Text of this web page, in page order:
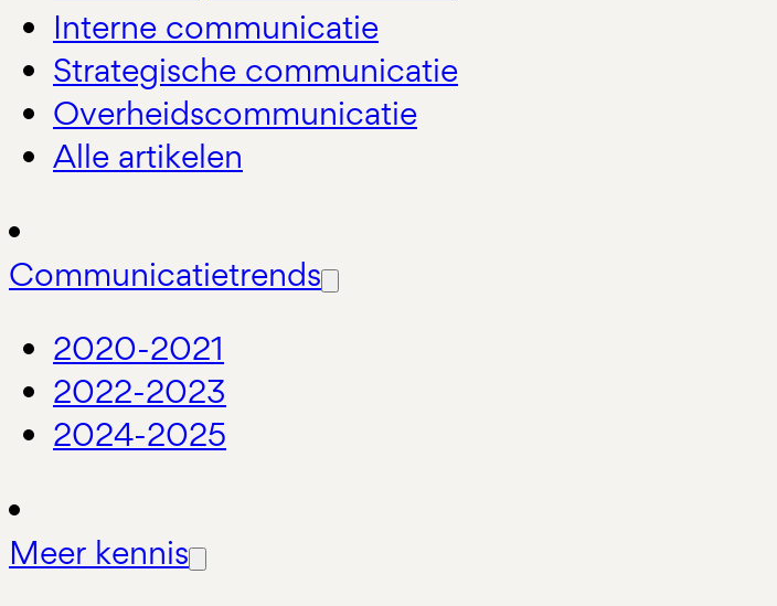
Interne communicatie
Strategische communicatie
Overheidscommunicatie
Alle artikelen
Communicatietrends
2020-2021
2022-2023
2024-2025
Meer kennis